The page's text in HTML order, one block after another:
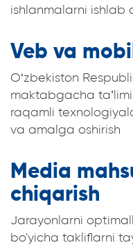
ishlanmalarni ishlab
Veb va
O‘zbekiston
maktabgacha
raqamli
va amalga oshirish
Media
chiqarish
Jarayonlarni
bo'yicha takliflarni